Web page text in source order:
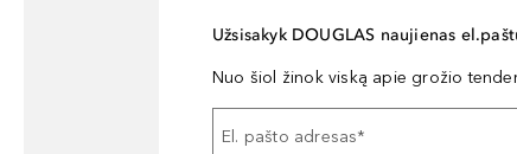
Užsisakyk DOUGLAS naujienas
Nuo šiol žinok viską apie grožio
El. pašto adresas*